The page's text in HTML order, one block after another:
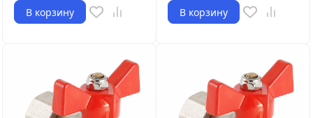
В корзину В корзину